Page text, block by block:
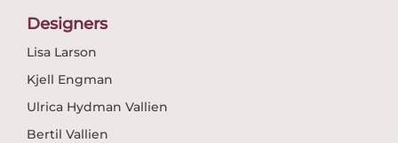
Designers
Lisa Larson
Kjell Engman
Ulrica Hydman Vallien
Bertil Vallien